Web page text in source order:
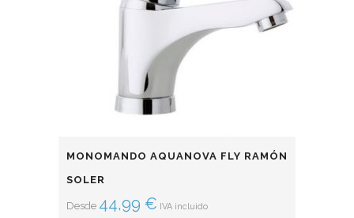
MONOMANDO AQUANOVA FLY RAMÓN
SOLER
Desde 44,99 € IVA incluido